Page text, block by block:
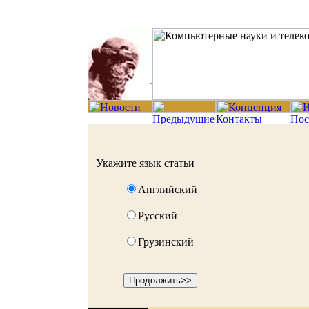
Укажите язык статьи
Английский
Русский
Грузинский